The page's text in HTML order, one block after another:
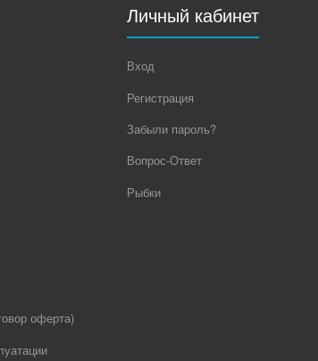
оферта)
Личный кабинет
Вход
Регистрация
Забыли пароль?
Вопрос-Ответ
Рыбки